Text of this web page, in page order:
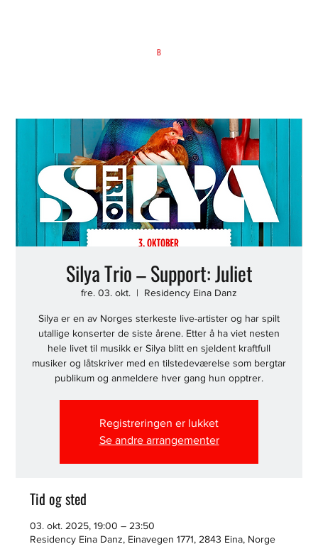
B
Silya Trio – Support: Juliet
fre. 03. okt.
  |
Residency Eina Danz
Silya er en av Norges sterkeste live-artister og har spilt
utallige konserter de siste årene. Etter å ha viet nesten
hele livet til musikk er Silya blitt en sjeldent kraftfull
musiker og låtskriver med en tilstedeværelse som bergtar
publikum og anmeldere hver gang hun opptrer.
Registreringen er lukket
Se andre arrangementer
Tid og sted
03. okt. 2025, 19:00 – 23:50
Residency Eina Danz, Einavegen 1771, 2843 Eina, Norge